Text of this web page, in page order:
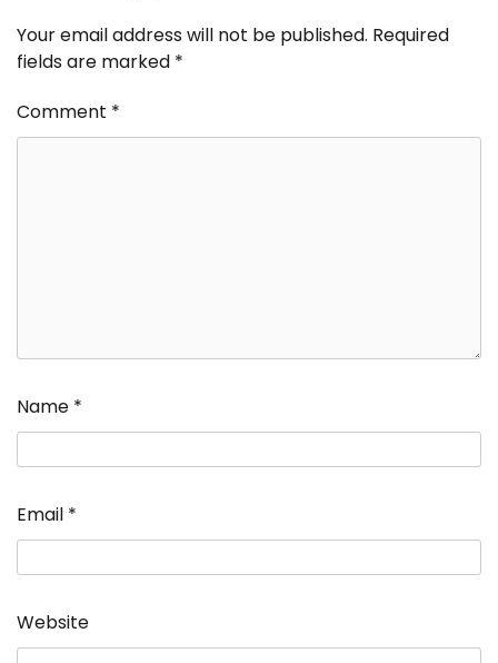
Your email address will not be published. Required
fields are marked *
Comment *
Name *
Email *
Website